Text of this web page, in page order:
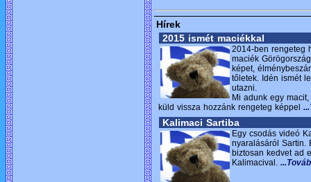
Hírek
2015 ismét maciékkal
2014-ben rengeteg
maciék
képet,
tőletek. Idén ismét
utazni.
Mi adunk egy
küld vissza hozzánk rengeteg képpel
Kalimaci Sartiba
Egy csodás videó
nyaralásáról Sartin.
biztosan kedvet ad
Kalimacival.